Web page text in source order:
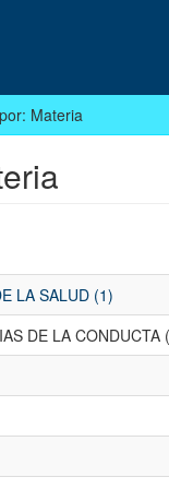
Materia
LA SALUD (1)
DE LA CONDUCTA